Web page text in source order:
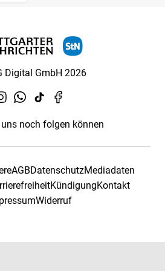
Digital GmbH 2026
noch folgen können
AGBDatenschutzMediadaten
KündigungKontakt
Widerruf